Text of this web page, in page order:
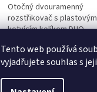
Tento web používá
vyjadřujete souhlas s
Otočný dvouramenný
rozstřikovač s plastovým
kotvícím kolíkem DUO.
Popis Podobné (8)